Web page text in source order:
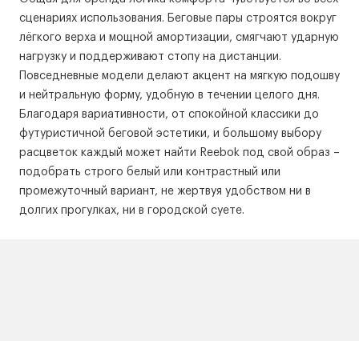
сценариях использования. Беговые пары строятся вокруг
лёгкого верха и мощной амортизации, смягчают ударную
нагрузку и поддерживают стопу на дистанции.
Повседневные модели делают акцент на мягкую подошву
и нейтральную форму, удобную в течении целого дня.
Благодаря вариативности, от спокойной классики до
футуристичной беговой эстетики, и большому выбору
расцветок каждый может найти Reebok под свой образ –
подобрать строго белый или контрастный или
промежуточный вариант, не жертвуя удобством ни в
долгих прогулках, ни в городской суете.